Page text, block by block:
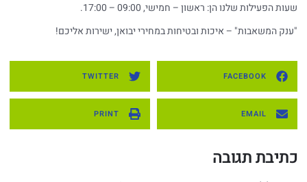
שעות הפעילות שלנו הן: ראשון – חמישי, 09:00 – 17:00.
"ענק המשאבות" – איכות ובטיחות במחירי יבואן, ישירות אליכם!
FACEBOOK
TWITTER
EMAIL
PRINT
כתיבת תגובה